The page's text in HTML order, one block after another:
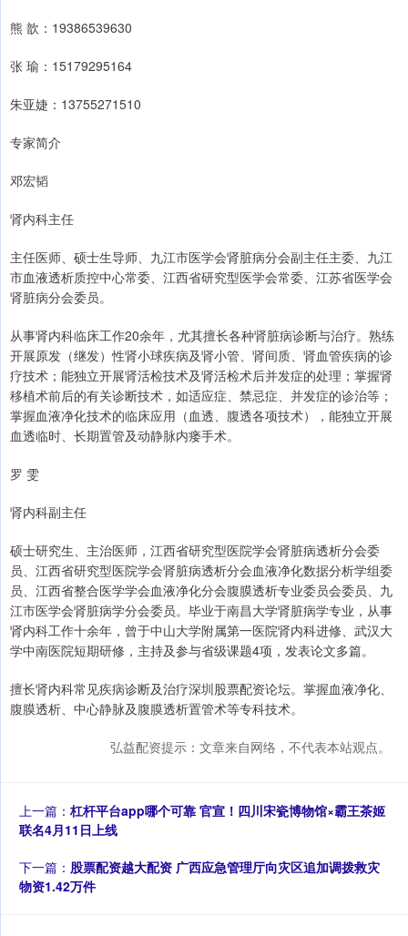
熊 歆：19386539630
张 瑜：15179295164
朱亚婕：13755271510
专家简介
邓宏韬
肾内科主任
主任医师、硕士生导师、九江市医学会肾脏病分会副主任主委、九江
市血液透析质控中心常委、江西省研究型医学会常委、江苏省医学会
肾脏病分会委员。
从事肾内科临床工作20余年，尤其擅长各种肾脏病诊断与治疗。熟练
开展原发（继发）性肾小球疾病及肾小管、肾间质、肾血管疾病的诊
疗技术；能独立开展肾活检技术及肾活检术后并发症的处理；掌握肾
移植术前后的有关诊断技术，如适应症、禁忌症、并发症的诊治等；
掌握血液净化技术的临床应用（血透、腹透各项技术），能独立开展
血透临时、长期置管及动静脉内瘘手术。
罗 雯
肾内科副主任
硕士研究生、主治医师，江西省研究型医院学会肾脏病透析分会委
员、江西省研究型医院学会肾脏病透析分会血液净化数据分析学组委
员、江西省整合医学学会血液净化分会腹膜透析专业委员会委员、九
江市医学会肾脏病学分会委员。毕业于南昌大学肾脏病学专业，从事
肾内科工作十余年，曾于中山大学附属第一医院肾内科进修、武汉大
学中南医院短期研修，主持及参与省级课题4项，发表论文多篇。
擅长肾内科常见疾病诊断及治疗深圳股票配资论坛。掌握血液净化、
腹膜透析、中心静脉及腹膜透析置管术等专科技术。
弘益配资提示：文章来自网络，不代表本站观点。
上一篇： 杠杆平台app哪个可靠 官宣！四川宋瓷博物馆×霸王茶姬
联名4月11日上线
下一篇： 股票配资越大配资 广西应急管理厅向灾区追加调拨救灾
物资1.42万件